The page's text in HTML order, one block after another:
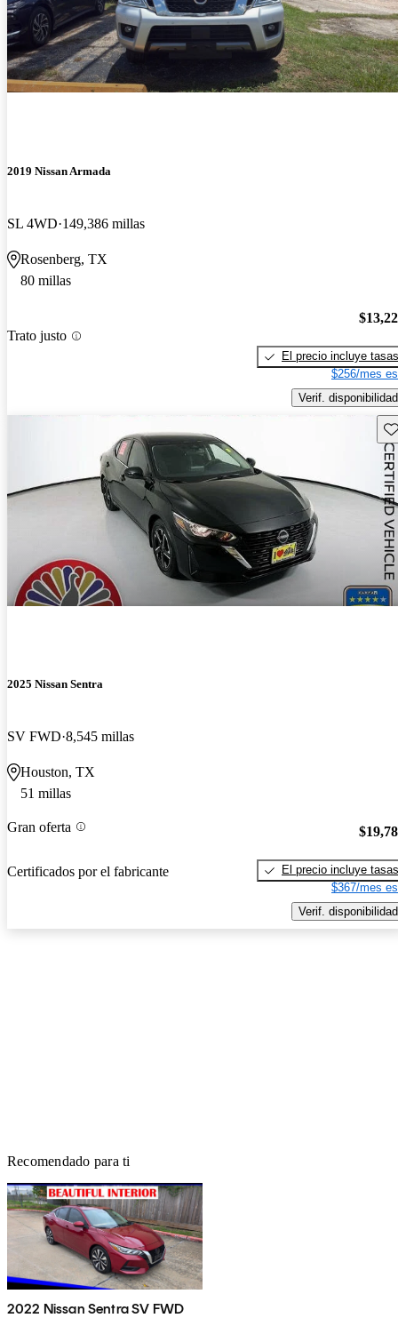
2019 Nissan Armada
SL 4WD 149,386 millas
Rosenberg, TX
80 millas
Trato justo
El precio incluye tasas
$256/mes
Verif. disponibilidad
2025 Nissan Sentra
SV FWD 8,545 millas
Houston, TX
51 millas
Gran oferta
Certificados por el fabricante
El precio incluye tasas
$367/mes
Verif. disponibilidad
Recomendado para ti
2022 Nissan Sentra SV FWD